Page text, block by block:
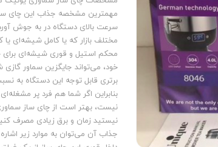
سرویس غذاخوری
سرویس قاشق چنگال
سرعت بالای دستگاه در به جوش
مختلف بازار که یا کامل شیشه‌ای
محکم استیل و قوری شیشه‌ای برای
خود، می‌تواند جایگزین سماور
برتری قابل توجه این دستگاه به
بنابراین اگر شما هم فرد پر
نیست، بهتر است از چای ساز
نیستید زمان و برق زیادی مصرف
جذاب آن می‌توان به موارد زیر